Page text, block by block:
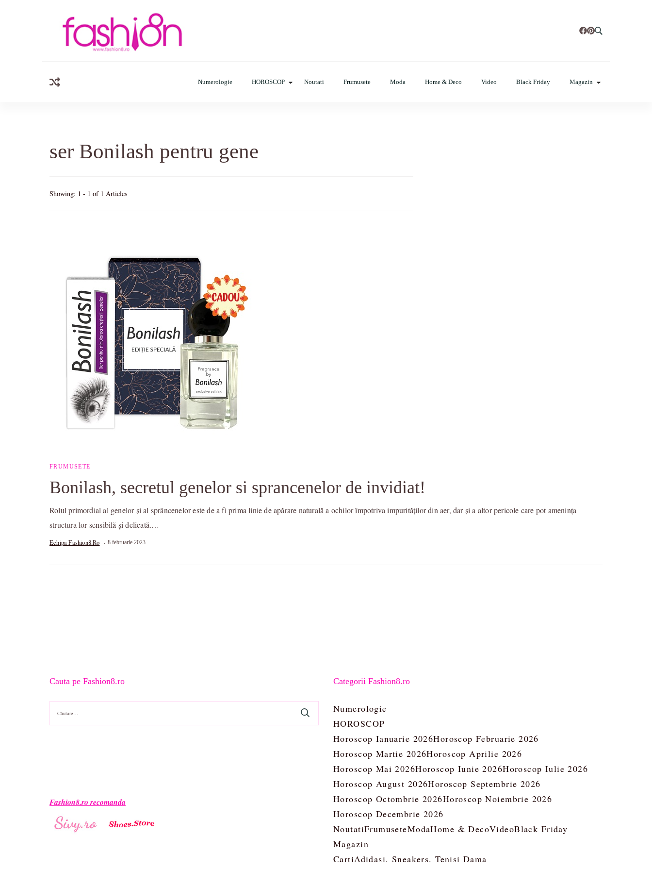
Numerologie HOROSCOP Noutati Frumusete Moda Home & Deco Video Black Friday Magazin
ser Bonilash pentru gene
Showing: 1 - 1 of 1 Articles
FRUMUSETE
Bonilash, secretul genelor si sprancenelor de invidiat!
Rolul primordial al genelor și al sprâncenelor este de a fi prima linie de apărare naturală a ochilor împotriva impurităților din aer, dar și a altor pericole care pot amenința
structura lor sensibilă și delicată.…
Echipa Fashion8.ro 8 februarie 2023
Cauta pe Fashion8.ro
Caută
după:
Fashion8.ro recomanda
Categorii Fashion8.ro
Numerologie
HOROSCOP
Horoscop Ianuarie 2026Horoscop Februarie 2026
Horoscop Martie 2026Horoscop Aprilie 2026
Horoscop Mai 2026Horoscop Iunie 2026Horoscop Iulie 2026
Horoscop August 2026Horoscop Septembrie 2026
Horoscop Octombrie 2026Horoscop Noiembrie 2026
Horoscop Decembrie 2026
NoutatiFrumuseteModaHome & DecoVideoBlack Friday
Magazin
CartiAdidasi. Sneakers. Tenisi Dama